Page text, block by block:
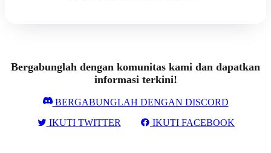
Bergabunglah dengan komunitas kami dan dapatkan
informasi terkini!
BERGABUNGLAH DENGAN DISCORD
IKUTI TWITTER
IKUTI FACEBOOK